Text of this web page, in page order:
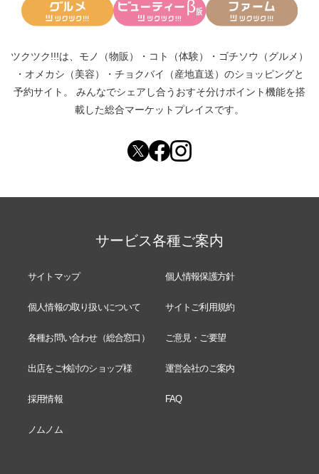
ツクツク!!!は、 モノ（物販） ・ コト（体験） ・ ゴチソウ（グルメ）
・ オメカシ（美容） ・ チョクバイ（産地直送） のショッピングと
予約サイト。
みんなでシェアし合う おすそ分けポイント機能を搭
載した総合マーケットプレイスです。
サービス各種ご案内
サイトマップ 個人情報保護方針
個人情報の取り扱いについて サイトご利用規約
各種お問い合わせ（総合窓口） ご意見・ご要望
出店をご検討のショップ様 運営会社のご案内
採用情報 FAQ
ノムノム